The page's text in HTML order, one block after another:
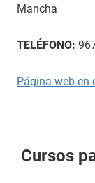
Mancha
TELÉFONO:
Página web en
Cursos